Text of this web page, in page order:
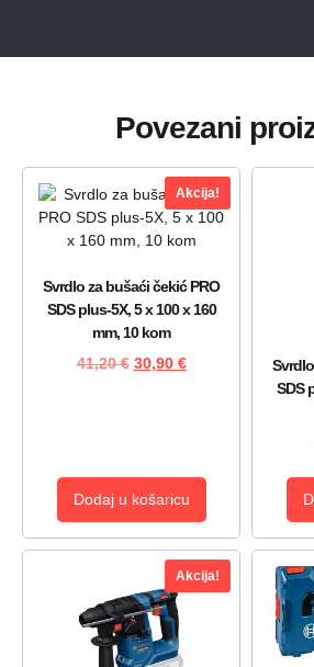
Povezani
Akcija!
Svrdlo za bušaći čekić PRO
SDS plus-5X, 5 x 100 x 160
mm, 10 kom
41,20€ 30,90 €
Dodaj u košaricu
SDS
Akcija!